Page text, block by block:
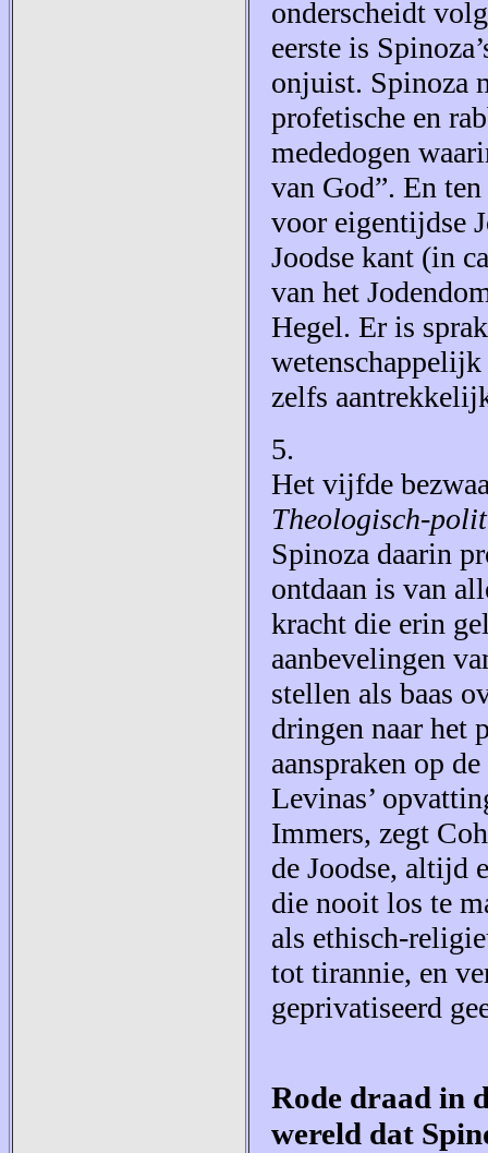
onderscheidt
eerste is
onjuist. Spinoza
profetische en
mededogen
van God”. En
voor eigentijdse
Joodse kant (in
van het
Hegel. Er is
wetenschappelijk
zelfs
5.
Het vijfde
Theologisch-
Spinoza daarin
ontdaan is van
kracht die erin
aanbevelingen
stellen als baas
dringen naar het
aanspraken op
Levinas’
Immers, zegt
de Joodse, altijd
die nooit los te
als ethisch-
tot tirannie, en
geprivatiseerd
Rode draad in
wereld dat